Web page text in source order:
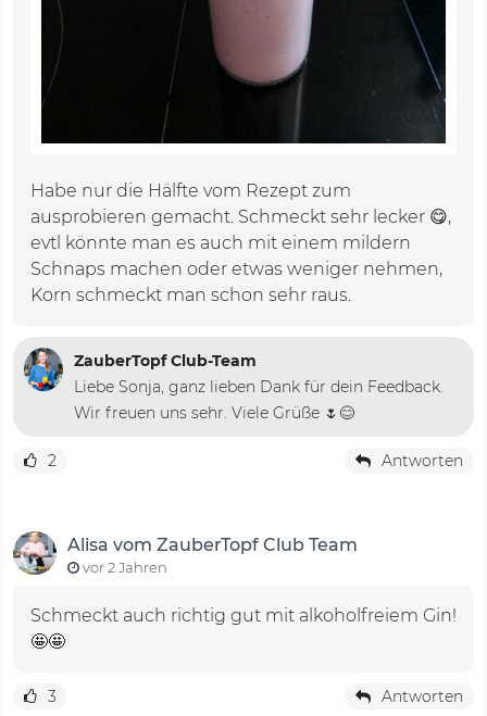
Habe nur die Hälfte vom Rezept zum
ausprobieren gemacht. Schmeckt sehr lecker 😋,
evtl könnte man es auch mit einem mildern
Schnaps machen oder etwas weniger nehmen,
Korn schmeckt man schon sehr raus.
ZauberTopf Club-Team
Liebe Sonja, ganz lieben Dank für dein Feedback.
Wir freuen uns sehr. Viele Grüße 🌷😊
2 Antworten
Alisa vom ZauberTopf Club Team
vor 2 Jahren
Schmeckt auch richtig gut mit alkoholfreiem Gin!
🤩🤩
3 Antworten